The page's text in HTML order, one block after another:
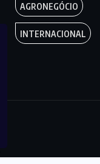
AGRONEGÓCIO
INTERNACIONAL